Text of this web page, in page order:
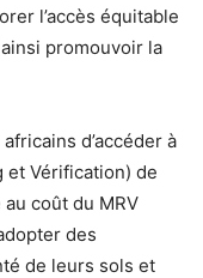
l’accès équitable
promouvoir la
d’accéder à
et Vérification) de
coût du MRV
des
de leurs sols et